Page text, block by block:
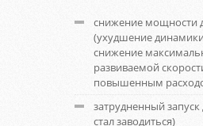
снижение мощности
(ухудшение
снижение
развиваемой
повышенным
затрудненный
стал заводиться)